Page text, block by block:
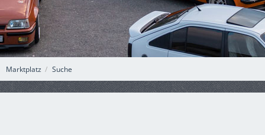
Marktplatz Suche